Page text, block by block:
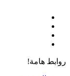
روابط هامة!